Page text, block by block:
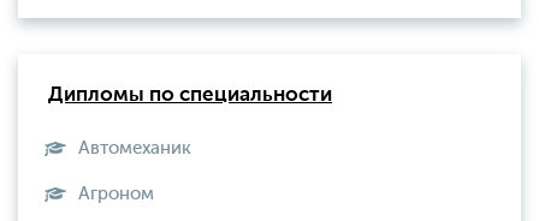
Дипломы по специальности
Автомеханик
Агроном